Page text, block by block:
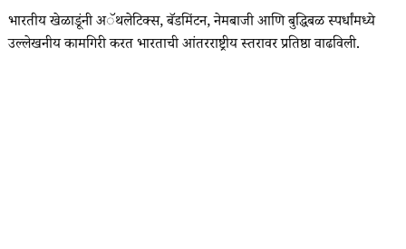
भारतीय खेळाडूंनी अॅथलेटिक्स, बॅडमिंटन, नेमबाजी आणि बुद्धिबळ स्पर्धांमध्ये
उल्लेखनीय कामगिरी करत भारताची आंतरराष्ट्रीय स्तरावर प्रतिष्ठा वाढविली.